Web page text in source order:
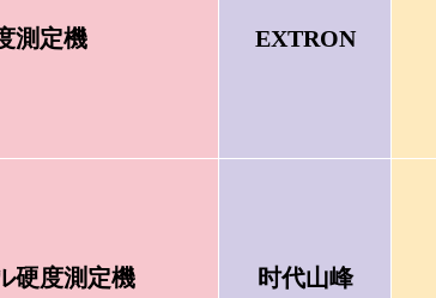
測定機 EXTRON
硬度測定機 时代山峰